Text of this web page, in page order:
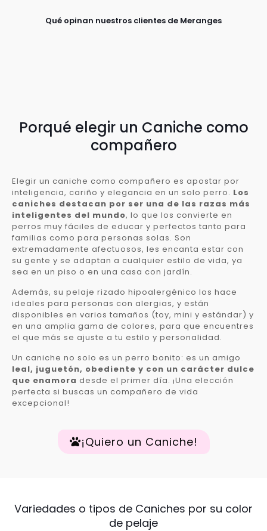
Qué opinan nuestros clientes de Meranges
Porqué elegir un Caniche como
compañero
Elegir un caniche como compañero es apostar por
inteligencia, cariño y elegancia en un solo perro. Los
caniches destacan por ser una de las razas más
inteligentes del mundo, lo que los convierte en
perros muy fáciles de educar y perfectos tanto para
familias como para personas solas. Son
extremadamente afectuosos, les encanta estar con
su gente y se adaptan a cualquier estilo de vida, ya
sea en un piso o en una casa con jardín.
Además, su pelaje rizado hipoalergénico los hace
ideales para personas con alergias, y están
disponibles en varios tamaños (toy, mini y estándar) y
en una amplia gama de colores, para que encuentres
el que más se ajuste a tu estilo y personalidad.
Un caniche no solo es un perro bonito: es un amigo
leal, juguetón, obediente y con un carácter dulce
que enamora desde el primer día. ¡Una elección
perfecta si buscas un compañero de vida
excepcional!
¡Quiero un Caniche!
Variedades o tipos de Caniches por su color
de pelaje